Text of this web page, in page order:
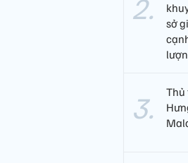
sở
Thủ